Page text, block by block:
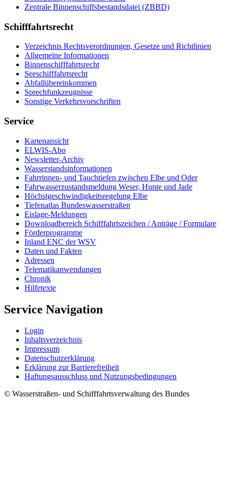
Zen­tra­le Bin­nen­schiffs­be­stands­da­tei (ZBBD)
Schifffahrtsrecht
Ver­zeich­nis Rechts­ver­ord­nun­gen, Ge­set­ze und Richt­li­ni­en
All­ge­mei­ne In­for­ma­tio­nen
Bin­nen­schiff­fahrts­recht
See­schiff­fahrts­recht
Ab­fall­über­ein­kom­men
Sprech­funk­zeug­nis­se
Sons­ti­ge Ver­kehrs­vor­schrif­ten
Service
Kar­ten­an­sicht
EL­WIS-​Abo
Newslet­ter-​Ar­chiv
Was­ser­stands­in­for­ma­tio­nen
Fahr­rin­nen-​ und Tauch­tie­fen zwi­schen El­be und Oder
Fahr­was­ser­zu­stands­mel­dung We­ser, Hun­te und Ja­de
Höchst­ge­schwin­dig­keits­re­ge­lung El­be
Tie­fe­n­at­las Bun­des­was­ser­stra­ßen
Eis­la­ge-​Mel­dun­gen
Dow­n­load­be­reich Schiff­fahrts­zei­chen / An­trä­ge / For­mu­la­re
För­der­pro­gram­me
In­land ENC der WSV
Da­ten und Fak­ten
Adres­sen
Te­le­ma­ti­kan­wen­dun­gen
Chro­nik
Hil­fe­tex­te
Service Navigation
Log­in
In­halts­ver­zeich­nis
Im­pres­s­um
Da­ten­schut­z­er­klä­rung
Er­klä­rung zur Bar­rie­re­frei­heit
Haf­tungs­aus­schluss und Nut­zungs­be­din­gun­gen
© Wasserstraßen- und Schifffahrtsverwaltung des Bundes